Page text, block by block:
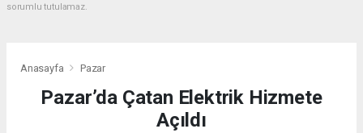
sorumlu tutulamaz.
Anasayfa Pazar
Pazar’da Çatan Elektrik Hizmete
Açıldı